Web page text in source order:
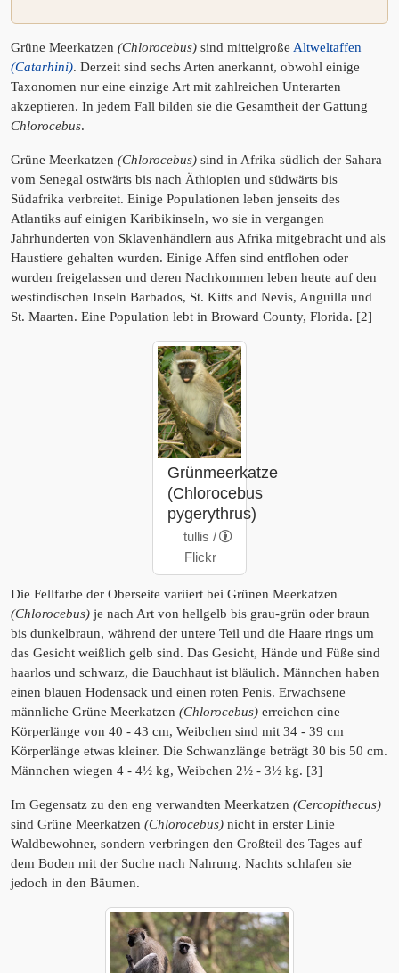
Grüne Meerkatzen (Chlorocebus) sind mittelgroße Altweltaffen
(Catarhini). Derzeit sind sechs Arten anerkannt, obwohl einige
Taxonomen nur eine einzige Art mit zahlreichen Unterarten
akzeptieren. In jedem Fall bilden sie die Gesamtheit der Gattung
Chlorocebus.
Grüne Meerkatzen (Chlorocebus) sind in Afrika südlich der Sahara
vom Senegal ostwärts bis nach Äthiopien und südwärts bis
Südafrika verbreitet. Einige Populationen leben jenseits des
Atlantiks auf einigen Karibikinseln, wo sie in vergangen
Jahrhunderten von Sklavenhändlern aus Afrika mitgebracht und als
Haustiere gehalten wurden. Einige Affen sind entflohen oder
wurden freigelassen und deren Nachkommen leben heute auf den
westindischen Inseln Barbados, St. Kitts and Nevis, Anguilla und
St. Maarten. Eine Population lebt in Broward County, Florida. [2]
Grünmeerkatze
(Chlorocebus
pygerythrus)
tullis /
Flickr
Die Fellfarbe der Oberseite variiert bei Grünen Meerkatzen
(Chlorocebus) je nach Art von hellgelb bis grau-grün oder braun
bis dunkelbraun, während der untere Teil und die Haare rings um
das Gesicht weißlich gelb sind. Das Gesicht, Hände und Füße sind
haarlos und schwarz, die Bauchhaut ist bläulich. Männchen haben
einen blauen Hodensack und einen roten Penis. Erwachsene
männliche Grüne Meerkatzen (Chlorocebus) erreichen eine
Körperlänge von 40 - 43 cm, Weibchen sind mit 34 - 39 cm
Körperlänge etwas kleiner. Die Schwanzlänge beträgt 30 bis 50 cm.
Männchen wiegen 4 - 4½ kg, Weibchen 2½ - 3½ kg. [3]
Im Gegensatz zu den eng verwandten Meerkatzen (Cercopithecus)
sind Grüne Meerkatzen (Chlorocebus) nicht in erster Linie
Waldbewohner, sondern verbringen den Großteil des Tages auf
dem Boden mit der Suche nach Nahrung. Nachts schlafen sie
jedoch in den Bäumen.